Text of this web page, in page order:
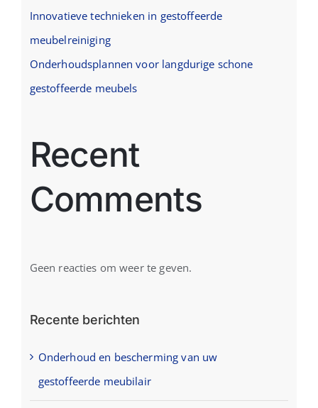
Innovatieve technieken in gestoffeerde
meubelreiniging
Onderhoudsplannen voor langdurige schone
gestoffeerde meubels
Recent
Comments
Geen reacties om weer te geven.
Recente berichten
Onderhoud en bescherming van uw
gestoffeerde meubilair